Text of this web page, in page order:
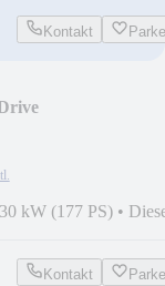
Kontakt
kW (177 PS) •
Kontakt